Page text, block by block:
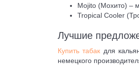
Mojito (Мохито) –
Tropical Cooler
Лучшие
Купить табак для
немецкого